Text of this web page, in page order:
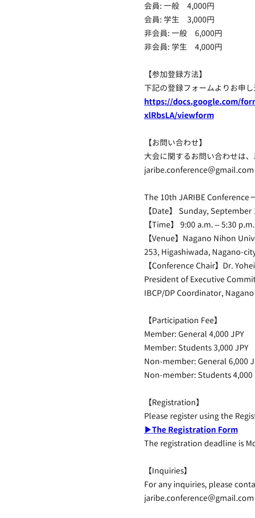
会員: 一般 4,000円
会員: 学生 3,000円
非会員: 一般 6,000円
非会員: 学生 4,000円
【参加登録方法】
下記の登録フォームよりお申し
https://docs.google.com/
xlRbsLA/viewform
【お問い合わせ】
大会に関するお問い合わせは
jaribe.conference＠gmail.com
The 10th JARIBE
【Date】 Sunday, September
【Time】 9:00 a.m. – 5:30
【Venue】Nagano Nihon
253, Higashiwada, Nagano-
【Conference Chair】Dr.
President of Executive
IBCP/DP Coordinator,
【Participation Fee】
Member: General 4,000 JPY
Member: Students 3,000 JPY
Non-member: General 6,000
Non-member: Students 4,000
【Registration】
Please register using the
▶︎The Registration Form
The registration deadline is
【Inquiries】
For any inquiries, please
jaribe.conference＠gmail.com